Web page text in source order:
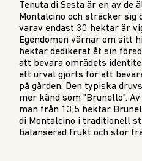
Tenuta di Sesta är en av de
Montalcino och sträcker sig
varav endast 30 hektar är
Egendomen värnar om sitt
hektar dedikerat åt sin
att bevara områdets
ett urval gjorts för att
på gården. Den typiska
mer känd som "Brunello".
man från 13,5 hektar
di Montalcino i traditionell
balanserad frukt och stor